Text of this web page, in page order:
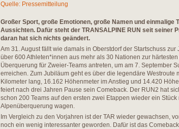
Quelle: Pressemitteilung
Großer Sport, große Emotionen, große Namen und einmalige
Aussichten. Dafür steht der TRANSALPINE RUN seit seiner
daran hat sich nichts geändert.
Am 31. August fällt wie damals in Oberstdorf der Startschuss
über 600 Athleten*innen aus mehr als 30 Nationen zur
Überquerung für Zweier-Teams antreten, um am 7. September
erreichen. Zum Jubiläum geht es über die legendäre Westroute
Kilometer lang, 16.162 Höhenmeter im Anstieg und 14.420
feiert nach drei Jahren Pause sein Comeback. Der RUN2 hat
schon 200 Teams auf den ersten zwei Etappen wieder ein
Alpenüberquerung wagen.
Im Vergleich zu den Vorjahren ist der TAR wieder gewachsen,
noch ein wenig interessanter geworden. Dafür ist das